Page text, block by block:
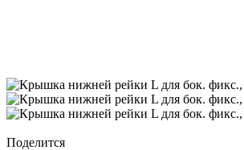
Поделится